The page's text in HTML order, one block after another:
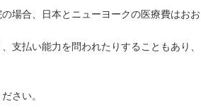
場合、日本とニューヨークの医療費はおお
支払い能力を問われたりすることもあり、
さい。